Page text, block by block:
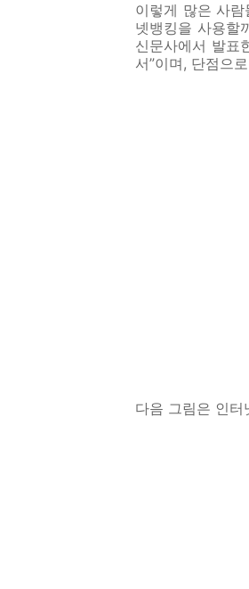
이렇게 많은 사
넷뱅킹을 사용할
신문사에서 발표
서”이며, 단점으
다음 그림은 인